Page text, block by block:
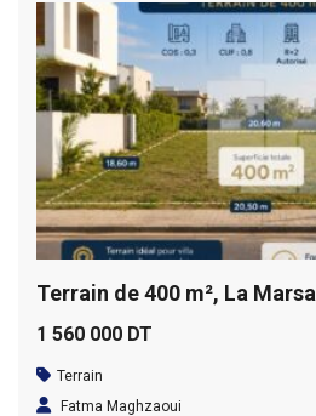
Terrain de 400 m², La Marsa
1 560 000 DT
Terrain
Fatma Maghzaoui